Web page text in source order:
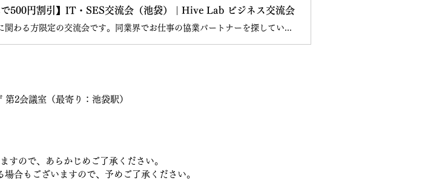
500円割引】IT・SES交流会（池袋） | Hive Lab ビジネス交流会
SES、受託開発、Web制作、スマホアプリ開発などに関わる方限定の交流会です。同業界でお仕事の協業パートナーを探している方などは、ぜひご参加ください。
2会議室（最寄り：池袋駅）
すので、あらかじめご了承ください。
合もございますので、予めご了承ください。